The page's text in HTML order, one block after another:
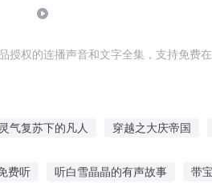
权的连播声音和文字全集，支持免费
灵气复苏下的凡人 穿越之大庆帝国
费听 听白雪晶晶的有声故事 带